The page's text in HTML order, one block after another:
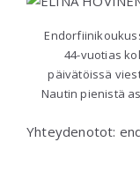
44-vuotias
päivätöissä
Nautin pienistä
Yhteydenotot: